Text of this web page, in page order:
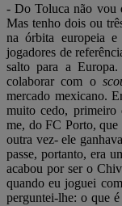
- Do Toluca não vou
Mas tenho dois ou
na órbita europeia
jogadores de
salto para a
colaborar com o
mercado mexicano.
muito cedo,
me, do FC Porto, que
outra vez- ele
passe, portanto, era
acabou por ser o
quando eu joguei
perguntei-lhe: o que